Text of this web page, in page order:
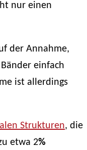
nur einen
der Annahme,
einfach
ist allerdings
Strukturen, die
etwa 2%